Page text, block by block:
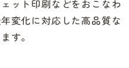
ット印刷などをおこなわ
変化に対応した高品質な
す。